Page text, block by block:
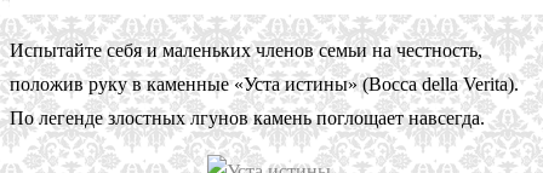
Испытайте себя и маленьких членов семьи на честность,
положив руку в каменные «Уста истины» (Bocca della Verita).
По легенде злостных лгунов камень поглощает навсегда.